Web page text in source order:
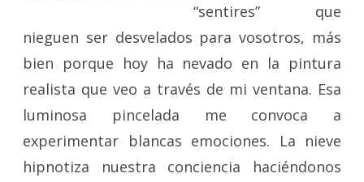
“sentires” que
nieguen ser desvelados para vosotros, más
bien porque hoy ha nevado en la pintura
realista que veo a través de mi ventana. Esa
luminosa pincelada me convoca a
experimentar blancas emociones. La nieve
hipnotiza nuestra conciencia haciéndonos